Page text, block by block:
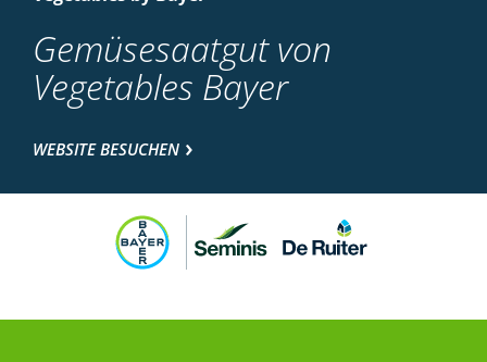
Gemüsesaatgut von
Vegetables Bayer
WEBSITE BESUCHEN